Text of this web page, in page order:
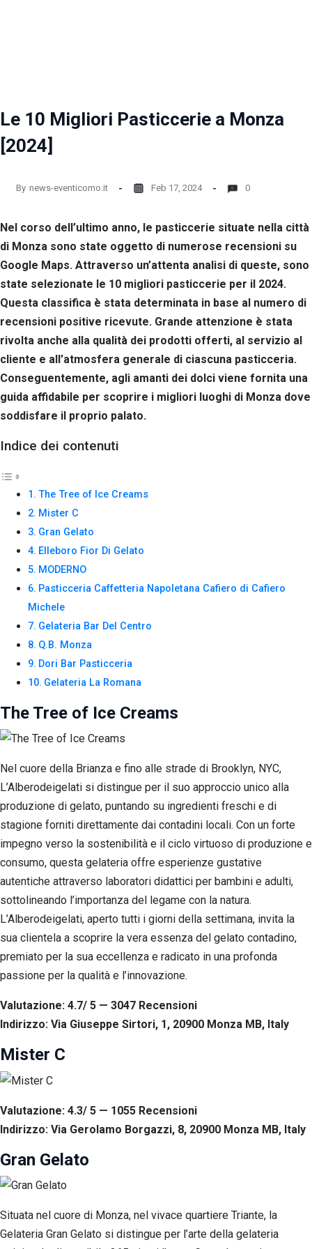
Le 10 Migliori Pasticcerie a Monza
[2024]
By news-eventicomo.it Feb 17, 2024 0
Nel corso dell’ultimo anno, le pasticcerie situate nella città
di Monza sono state oggetto di numerose recensioni su
Google Maps. Attraverso un’attenta analisi di queste, sono
state selezionate le 10 migliori pasticcerie per il 2024.
Questa classifica è stata determinata in base al numero di
recensioni positive ricevute. Grande attenzione è stata
rivolta anche alla qualità dei prodotti offerti, al servizio al
cliente e all’atmosfera generale di ciascuna pasticceria.
Conseguentemente, agli amanti dei dolci viene fornita una
guida affidabile per scoprire i migliori luoghi di Monza dove
soddisfare il proprio palato.
Indice dei contenuti
The Tree of Ice Creams
Mister C
Gran Gelato
Elleboro Fior Di Gelato
MODERNO
Pasticceria Caffetteria Napoletana Cafiero di Cafiero
Michele
Gelateria Bar Del Centro
Q.B. Monza
Dori Bar Pasticceria
Gelateria La Romana
The Tree of Ice Creams
Nel cuore della Brianza e fino alle strade di Brooklyn, NYC,
L’Alberodeigelati si distingue per il suo approccio unico alla
produzione di gelato, puntando su ingredienti freschi e di
stagione forniti direttamente dai contadini locali. Con un forte
impegno verso la sostenibilità e il ciclo virtuoso di produzione e
consumo, questa gelateria offre esperienze gustative
autentiche attraverso laboratori didattici per bambini e adulti,
sottolineando l’importanza del legame con la natura.
L’Alberodeigelati, aperto tutti i giorni della settimana, invita la
sua clientela a scoprire la vera essenza del gelato contadino,
premiato per la sua eccellenza e radicato in una profonda
passione per la qualità e l’innovazione.
Valutazione: 4.7/ 5 — 3047 Recensioni
Indirizzo: Via Giuseppe Sirtori, 1, 20900 Monza MB, Italy
Mister C
Valutazione: 4.3/ 5 — 1055 Recensioni
Indirizzo: Via Gerolamo Borgazzi, 8, 20900 Monza MB, Italy
Gran Gelato
Situata nel cuore di Monza, nel vivace quartiere Triante, la
Gelateria Gran Gelato si distingue per l’arte della gelateria
del sito
web
stesso.
Esperienza
una migliore
di
navigazione
sul nostro
la tua visita.
Se rifiuti
questi
cookie,
alcune
funzioni del
sito non
saranno
disponibili.
tuo
comportamento
mentre visiti il
aumenti le
possibilità di
e offerte
personalizzati.